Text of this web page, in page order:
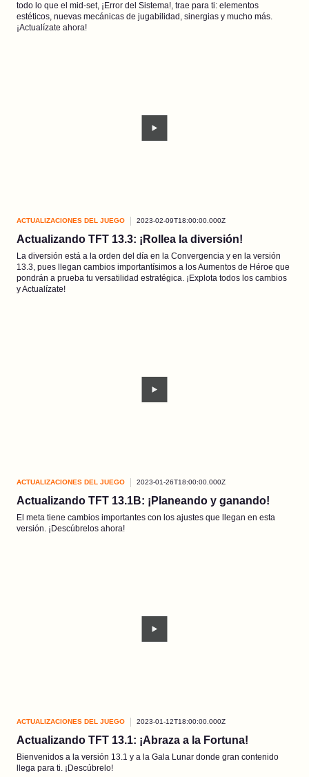
todo lo que el mid-set, ¡Error del Sistema!, trae para ti: elementos
estéticos, nuevas mecánicas de jugabilidad, sinergias y mucho más.
¡Actualízate ahora!
ACTUALIZACIONES DEL JUEGO 2023-02-09T18:00:00.000Z
Actualizando TFT 13.3: ¡Rollea la diversión!
La diversión está a la orden del día en la Convergencia y en la versión
13.3, pues llegan cambios importantísimos a los Aumentos de Héroe que
pondrán a prueba tu versatilidad estratégica. ¡Explota todos los cambios
y Actualízate!
ACTUALIZACIONES DEL JUEGO 2023-01-26T18:00:00.000Z
Actualizando TFT 13.1B: ¡Planeando y ganando!
El meta tiene cambios importantes con los ajustes que llegan en esta
versión. ¡Descúbrelos ahora!
ACTUALIZACIONES DEL JUEGO 2023-01-12T18:00:00.000Z
Actualizando TFT 13.1: ¡Abraza a la Fortuna!
Bienvenidos a la versión 13.1 y a la Gala Lunar donde gran contenido
llega para ti. ¡Descúbrelo!